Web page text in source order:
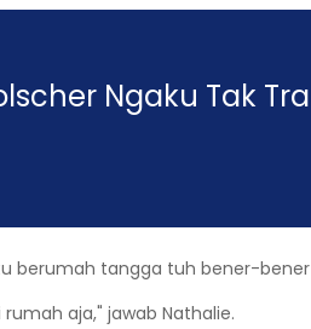
Ngaku Tak
berumah tangga tuh bener-
aja," jawab Nathalie.